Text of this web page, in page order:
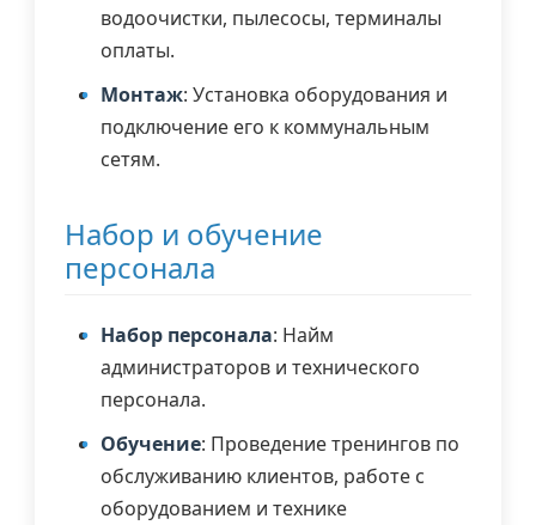
водоочистки, пылесосы, терминалы
оплаты.
Монтаж: Установка оборудования и
подключение его к коммунальным
сетям.
Набор и обучение
персонала
Набор персонала: Найм
администраторов и технического
персонала.
Обучение: Проведение тренингов по
обслуживанию клиентов, работе с
оборудованием и технике